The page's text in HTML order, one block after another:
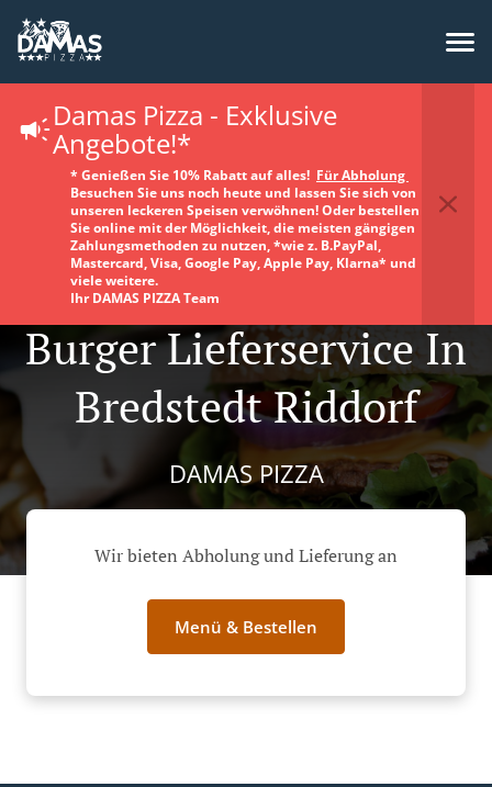
Damas Pizza - Exklusive
Angebote!*
* Genießen Sie 10% Rabatt auf alles! Für Abholung
Besuchen Sie uns noch heute und lassen Sie sich von
unseren leckeren Speisen verwöhnen! Oder bestellen
Sie online mit der Möglichkeit, die meisten gängigen
Zahlungsmethoden zu nutzen, *wie z. B.PayPal,
Mastercard, Visa, Google Pay, Apple Pay, Klarna* und
viele weitere.
Ihr DAMAS PIZZA Team
Burger Lieferservice In
Bredstedt Riddorf
DAMAS PIZZA
Wir bieten Abholung und Lieferung an
Menü & Bestellen